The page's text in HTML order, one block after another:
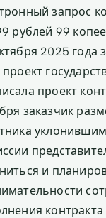
запрос
рублей 99
2025 года
проект
проект
заказчик
и